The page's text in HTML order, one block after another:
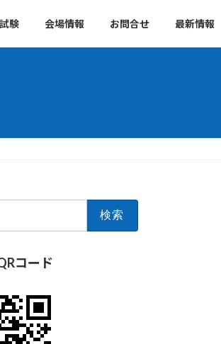
験 会場情報 お問合せ 最新情報
コード